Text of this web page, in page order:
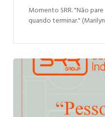
Momento SRR. "Não
quando terminar."